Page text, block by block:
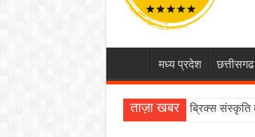
मध्य प्रदेश छत्तीसगढ
ताज़ा खबर ब्रिक्स संस्कृति